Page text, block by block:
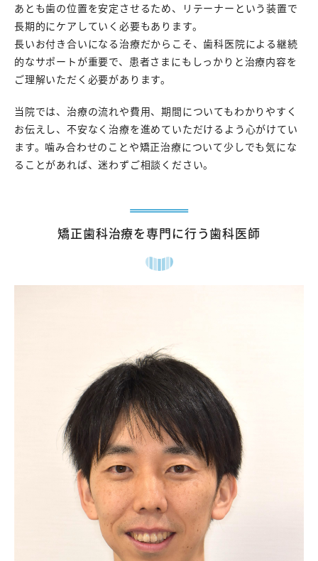
あとも歯の位置を安定させるため、リテーナーという装置で
長期的にケアしていく必要もあります。
長いお付き合いになる治療だからこそ、歯科医院による継続
的なサポートが重要で、患者さまにもしっかりと治療内容を
ご理解いただく必要があります。
当院では、治療の流れや費用、期間についてもわかりやすく
お伝えし、不安なく治療を進めていただけるよう心がけてい
ます。噛み合わせのことや矯正治療について少しでも気にな
ることがあれば、迷わずご相談ください。
矯正歯科治療を専門に行う歯科医師